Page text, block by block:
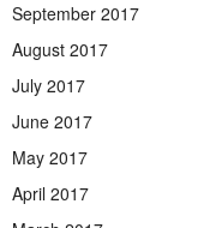
September 2017
August 2017
July 2017
June 2017
May 2017
April 2017